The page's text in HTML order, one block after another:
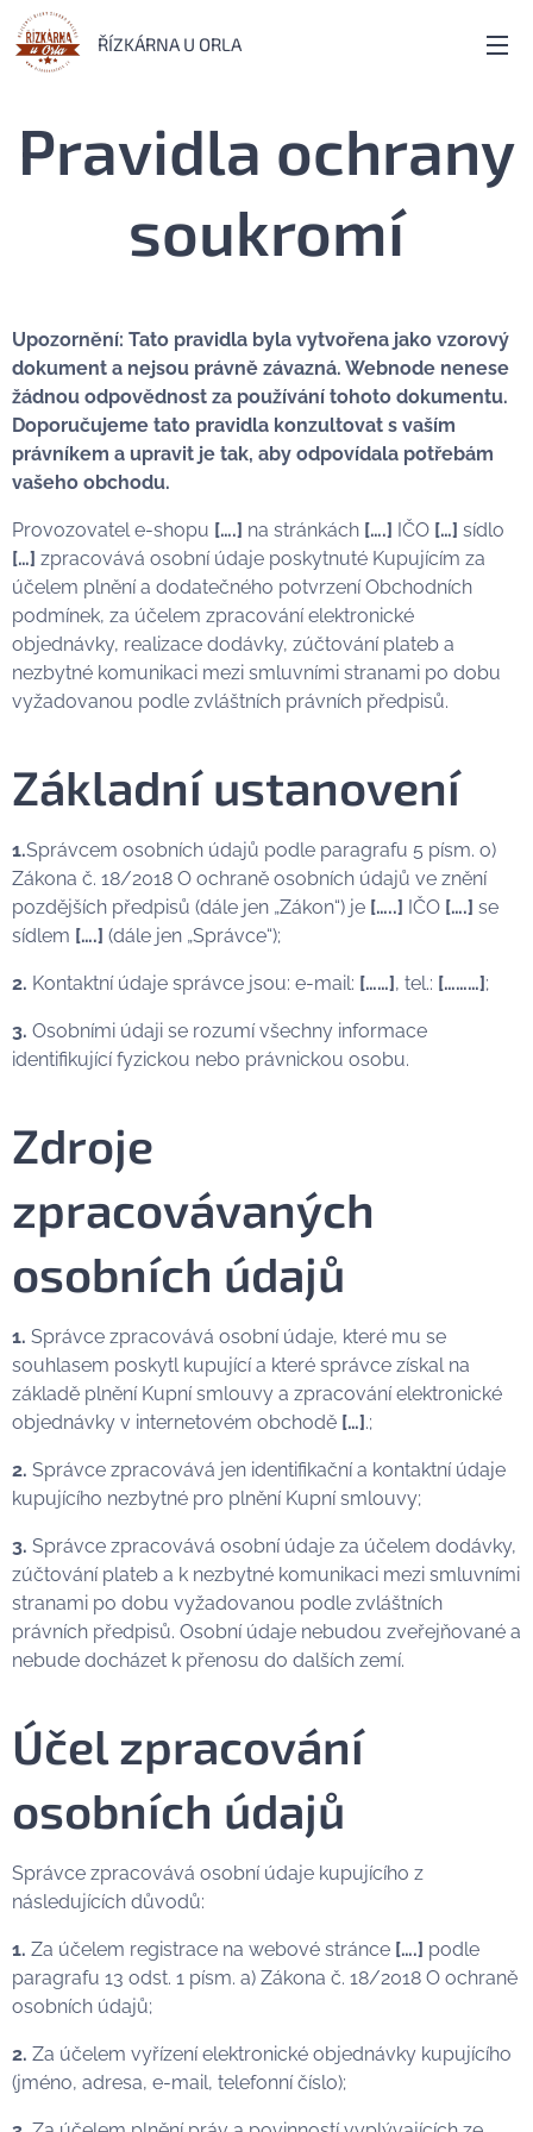
ŘÍZKÁRNA U ORLA
Pravidla ochrany
soukromí
Upozornění: Tato pravidla byla vytvořena jako vzorový
dokument a nejsou právně závazná. Webnode nenese
žádnou odpovědnost za používání tohoto dokumentu.
Doporučujeme tato pravidla konzultovat s vaším
právníkem a upravit je tak, aby odpovídala potřebám
vašeho obchodu.
Provozovatel e-shopu [….] na stránkách [….] IČO […] sídlo
[…] zpracovává osobní údaje poskytnuté Kupujícím za
účelem plnění a dodatečného potvrzení Obchodních
podmínek, za účelem zpracování elektronické
objednávky, realizace dodávky, zúčtování plateb a
nezbytné komunikaci mezi smluvními stranami po dobu
vyžadovanou podle zvláštních právních předpisů.
Základní ustanovení
1.Správcem osobních údajů podle paragrafu 5 písm. o)
Zákona č. 18/2018 O ochraně osobních údajů ve znění
pozdějších předpisů (dále jen „Zákon“) je […..] IČO [….] se
sídlem [….] (dále jen „Správce“);
2. Kontaktní údaje správce jsou: e-mail: [……], tel.: [………];
3. Osobními údaji se rozumí všechny informace
identifikující fyzickou nebo právnickou osobu.
Zdroje
zpracovávaných
osobních údajů
1. Správce zpracovává osobní údaje, které mu se
souhlasem poskytl kupující a které správce získal na
základě plnění Kupní smlouvy a zpracování elektronické
objednávky v internetovém obchodě […].;
2. Správce zpracovává jen identifikační a kontaktní údaje
kupujícího nezbytné pro plnění Kupní smlouvy;
3. Správce zpracovává osobní údaje za účelem dodávky,
zúčtování plateb a k nezbytné komunikaci mezi smluvními
stranami po dobu vyžadovanou podle zvláštních
právních předpisů. Osobní údaje nebudou zveřejňované a
nebude docházet k přenosu do dalších zemí.
Účel zpracování
osobních údajů
Správce zpracovává osobní údaje kupujícího z
následujících důvodů:
1. Za účelem registrace na webové stránce [….] podle
paragrafu 13 odst. 1 písm. a) Zákona č. 18/2018 O ochraně
osobních údajů;
2. Za účelem vyřízení elektronické objednávky kupujícího
(jméno, adresa, e-mail, telefonní číslo);